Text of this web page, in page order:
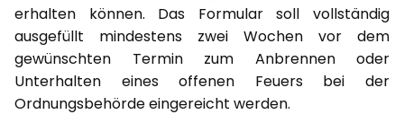
erhalten können. Das Formular soll vollständig
ausgefüllt mindestens zwei Wochen vor dem
gewünschten Termin zum Anbrennen oder
Unterhalten eines offenen Feuers bei der
Ordnungsbehörde eingereicht werden.